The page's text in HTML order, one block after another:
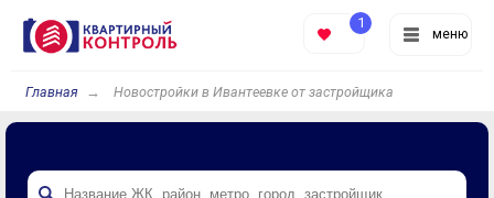
меню
1
Главная Новостройки в Ивантеевке от застройщика